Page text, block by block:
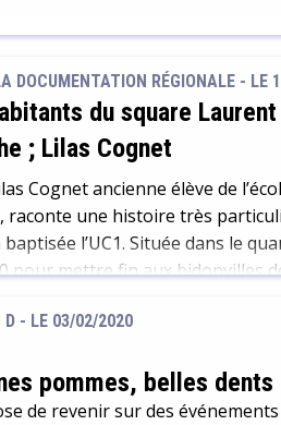
DOCUMENTATION RÉGIONALE - LE
du square Laurent
; Lilas Cognet
Cognet ancienne élève de
raconte une histoire très
l’UC1. Située dans le
pour mettre fin aux bidonvilles
D - LE 03/02/2020
pommes, belles dents
de revenir sur des